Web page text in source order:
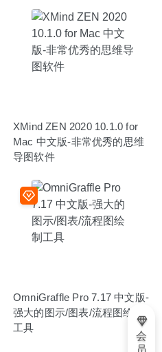
XMind ZEN 2020 10.1.0 for
Mac 中文版-非常优秀的思维
导图软件
OmniGraffle Pro 7.17 中文版-
强大的图示/图表/流程图绘制
工具
会
员